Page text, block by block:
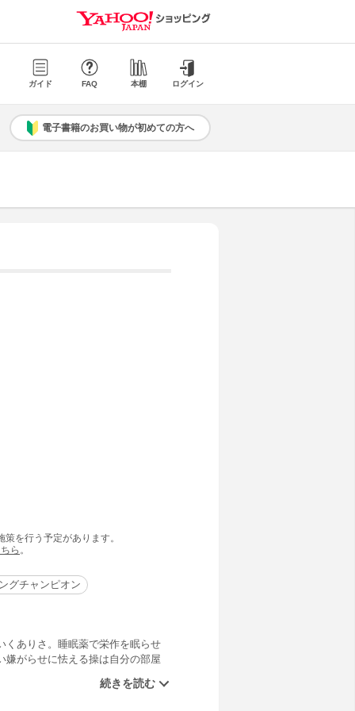
ガイド FAQ 本棚 ログイン
電子書籍のお買い物が初めての方へ
を行う予定があります。
ら 。
グチャンピオン
くありさ。睡眠薬で栄作を眠らせ
嫌がらせに怯える操は自分の部屋